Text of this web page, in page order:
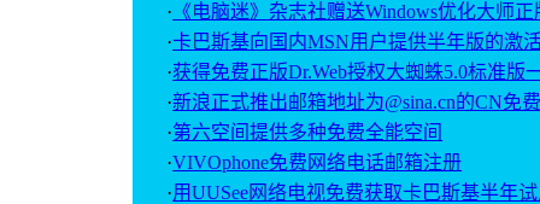
· 《电脑迷》杂志社赠送Windows优化大师
·卡巴斯基向国内MSN用户提供半年版的激
·获得免费正版Dr.Web授权大蜘蛛5.0标准版
·新浪正式推出邮箱地址为@sina.cn的CN免
·第六空间提供多种免费全能空间
·VIVOphone免费网络电话邮箱注册
·用UUSee网络电视免费获取卡巴斯基半年